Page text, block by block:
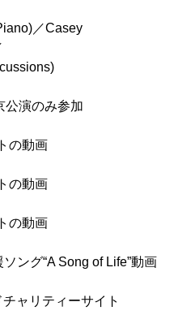
／Casey
演のみ参加
の動画
の動画
の動画
ング“A Song of Life”動画
チャリティーサイト